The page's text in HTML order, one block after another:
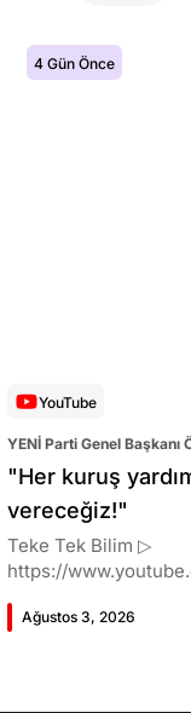
4 Gün Önce
YouTube
YENİ Parti Genel Başkanı
Altaylı
"Her kuruş
vereceğiz!"
Teke Tek Bilim ▷
https://
Butlan kararı kimin
Ağustos 3, 2026